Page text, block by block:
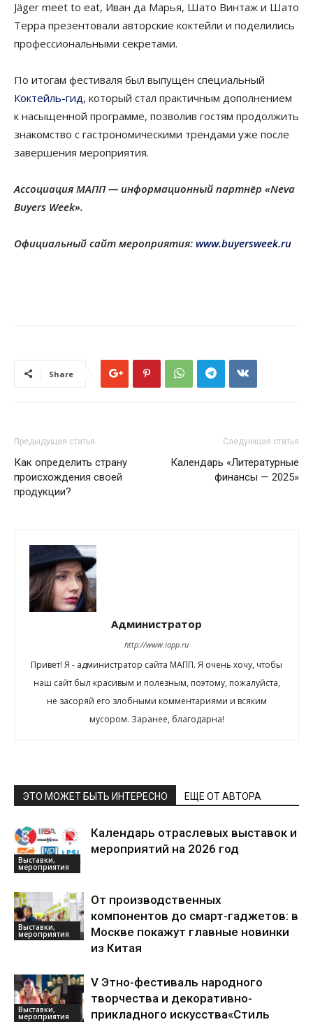
Jäger meet to eat, Иван да Марья, Шато Винтаж и Шато
Терра презентовали авторские коктейли и поделились
профессиональными секретами.
По итогам фестиваля был выпущен специальный
Коктейль-гид, который стал практичным дополнением
к насыщенной программе, позволив гостям продолжить
знакомство с гастрономическими трендами уже после
завершения мероприятия.
Ассоциация МАПП — информационный партнёр «Neva
Buyers Week».
Официальный сайт мероприятия: www.buyersweek.ru
Share
Предыдущая статья
Как определить страну
происхождения своей
продукции?
Следующая статья
Календарь «Литературные
финансы — 2025»
Администратор
http://www.iapp.ru
Привет! Я - администратор сайта МАПП. Я очень хочу, чтобы
наш сайт был красивым и полезным, поэтому, пожалуйста,
не засоряй его злобными комментариями и всяким
мусором. Заранее, благодарна!
ЭТО МОЖЕТ БЫТЬ ИНТЕРЕСНО ЕЩЕ ОТ АВТОРА
Выставки,
мероприятия
Календарь отраслевых выставок и
мероприятий на 2026 год
Выставки,
мероприятия
От производственных
компонентов до смарт-гаджетов: в
Москве покажут главные новинки
из Китая
Выставки,
мероприятия
V Этно-фестиваль народного
творчества и декоративно-
прикладного искусства«Стиль